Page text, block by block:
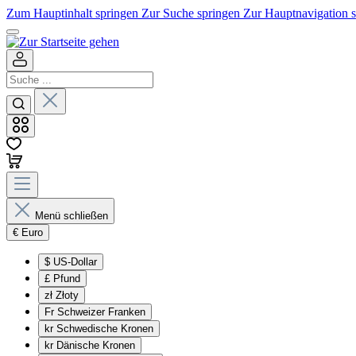
Zum Hauptinhalt springen Zur Suche springen Zur Hauptnavigation
Menü schließen
€ Euro
$ US-Dollar
£ Pfund
zł Złoty
Fr Schweizer Franken
kr Schwedische Kronen
kr Dänische Kronen